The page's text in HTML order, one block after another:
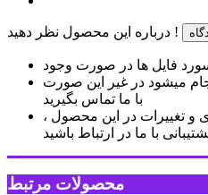
درباره این محصول نظر دهید !
میشود در غیر این صورت
با ما تماس بگیرید
تغییرات در این محصول ،
با ما در ارتباط باشید
محصولات مرتبط